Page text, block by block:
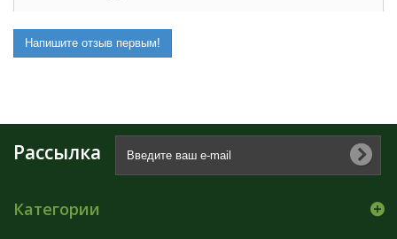
Напишите отзыв первым!
Рассылка
Категории